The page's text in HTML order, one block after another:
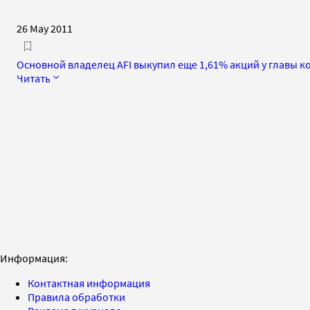
26 May 2011
Основной владелец AFI выкупил еще 1,61% акций у главы
Читать
Информация:
Контактная информация
Правила обработки